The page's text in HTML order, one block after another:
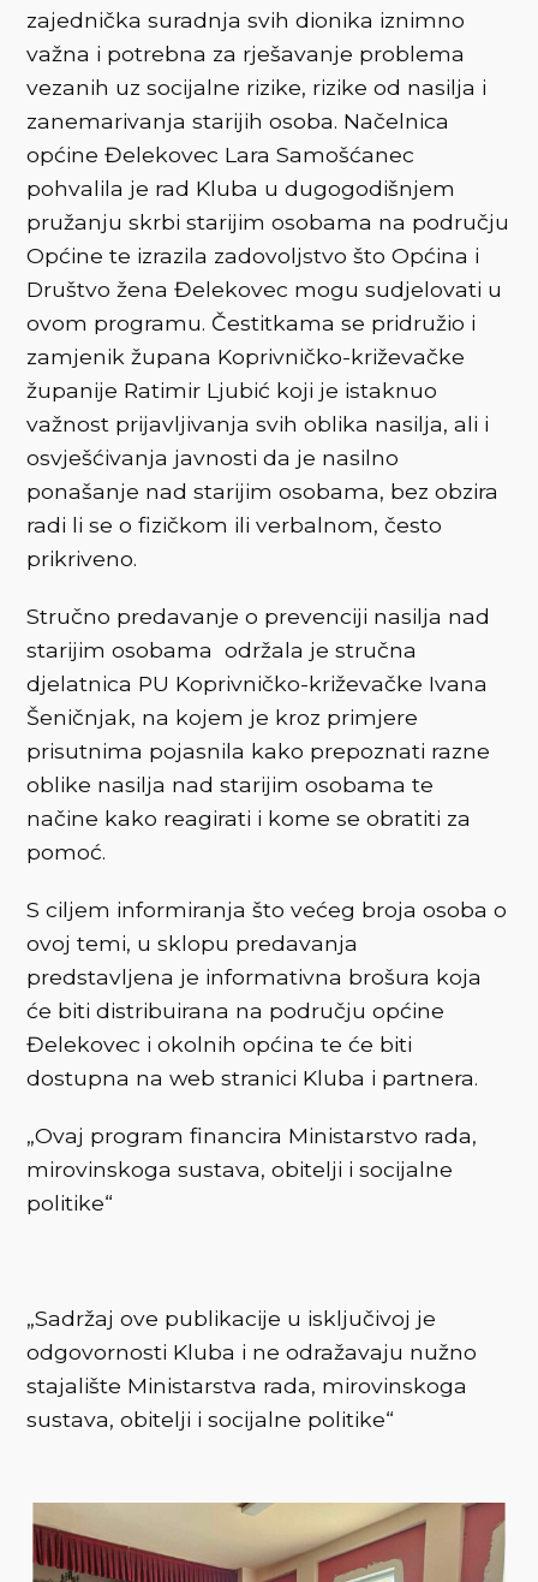
zajednička suradnja svih dionika iznimno
važna i potrebna za rješavanje problema
vezanih uz socijalne rizike, rizike od nasilja i
zanemarivanja starijih osoba. Načelnica
općine Đelekovec Lara Samošćanec
pohvalila je rad Kluba u dugogodišnjem
pružanju skrbi starijim osobama na području
Općine te izrazila zadovoljstvo što Općina i
Društvo žena Đelekovec mogu sudjelovati u
ovom programu. Čestitkama se pridružio i
zamjenik župana Koprivničko-križevačke
županije Ratimir Ljubić koji je istaknuo
važnost prijavljivanja svih oblika nasilja, ali i
osvješćivanja javnosti da je nasilno
ponašanje nad starijim osobama, bez obzira
radi li se o fizičkom ili verbalnom, često
prikriveno.
Stručno predavanje o prevenciji nasilja nad
starijim osobama održala je stručna
djelatnica PU Koprivničko-križevačke Ivana
Šeničnjak, na kojem je kroz primjere
prisutnima pojasnila kako prepoznati razne
oblike nasilja nad starijim osobama te
načine kako reagirati i kome se obratiti za
pomoć.
S ciljem informiranja što većeg broja osoba o
ovoj temi, u sklopu predavanja
predstavljena je informativna brošura koja
će biti distribuirana na području općine
Đelekovec i okolnih općina te će biti
dostupna na web stranici Kluba i partnera.
„Ovaj program financira Ministarstvo rada,
mirovinskoga sustava, obitelji i socijalne
politike“
„Sadržaj ove publikacije u isključivoj je
odgovornosti Kluba i ne odražavaju nužno
stajalište Ministarstva rada, mirovinskoga
sustava, obitelji i socijalne politike“